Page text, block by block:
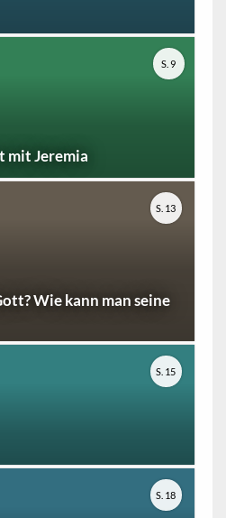
mit Jeremia
S. 9
Wie kann man seine
S. 13
S. 15
S. 18